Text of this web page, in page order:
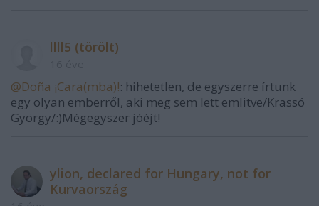
llll5 (törölt)
@Doña ¡Cara(mba)!: hihetetlen, de egyszerre írtunk
egy olyan emberről, aki meg sem lett emlitve/Krassó
György/:)Mégegyszer jóéjt!
ylion, declared for Hungary, not for
Kurvaország